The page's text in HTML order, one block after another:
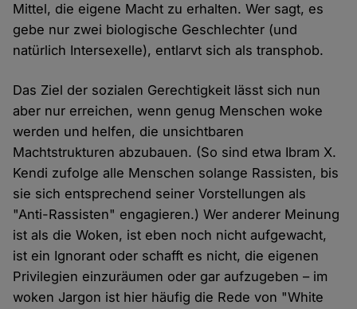
Mittel, die eigene Macht zu erhalten. Wer sagt, es
gebe nur zwei biologische Geschlechter (und
natürlich Intersexelle), entlarvt sich als transphob.
Das Ziel der sozialen Gerechtigkeit lässt sich nun
aber nur erreichen, wenn genug Menschen woke
werden und helfen, die unsichtbaren
Machtstrukturen abzubauen. (So sind etwa Ibram X.
Kendi zufolge alle Menschen solange Rassisten, bis
sie sich entsprechend seiner Vorstellungen als
"Anti-Rassisten" engagieren.) Wer anderer Meinung
ist als die Woken, ist eben noch nicht aufgewacht,
ist ein Ignorant oder schafft es nicht, die eigenen
Privilegien einzuräumen oder gar aufzugeben – im
woken Jargon ist hier häufig die Rede von "White